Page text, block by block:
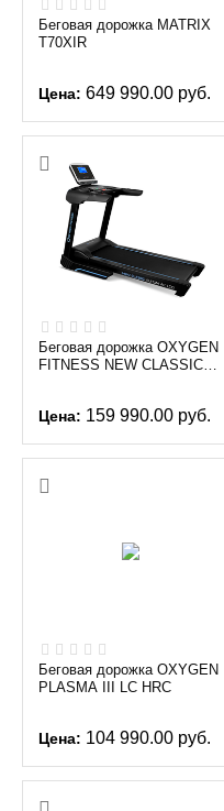
Беговая дорожка MATRIX
T70XIR
Цена: 649 990.00 руб.
Беговая дорожка OXYGEN
FITNESS NEW CLASSIC
Цена: 159 990.00 руб.
Беговая дорожка OXYGEN
PLASMA III LC HRC
Цена: 104 990.00 руб.